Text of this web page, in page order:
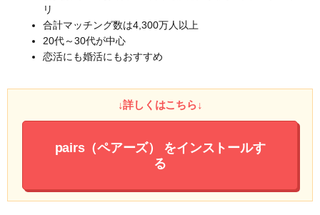
リ
合計マッチング数は4,300万人以上
20代～30代が中心
恋活にも婚活にもおすすめ
↓詳しくはこちら↓
pairs（ペアーズ）
をインストールす
る